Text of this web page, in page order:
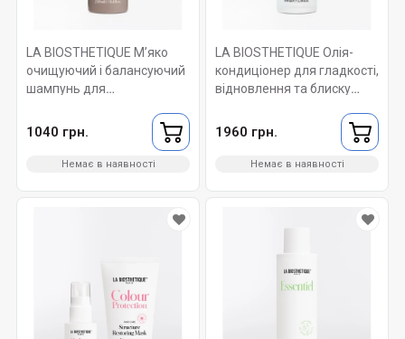
LA BIOSTHETIQUE М’яко
очищуючий і балансуючий
шампунь для
шкіри голови. Wellness Hair
Shampoo 250 мл
1040 грн.
Немає в наявності
LA BIOSTHETIQUE Олія-
кондиціонер для гладкості,
відновлення та блиску
Weightless Conditioning Oil
1960 грн.
Немає в наявності